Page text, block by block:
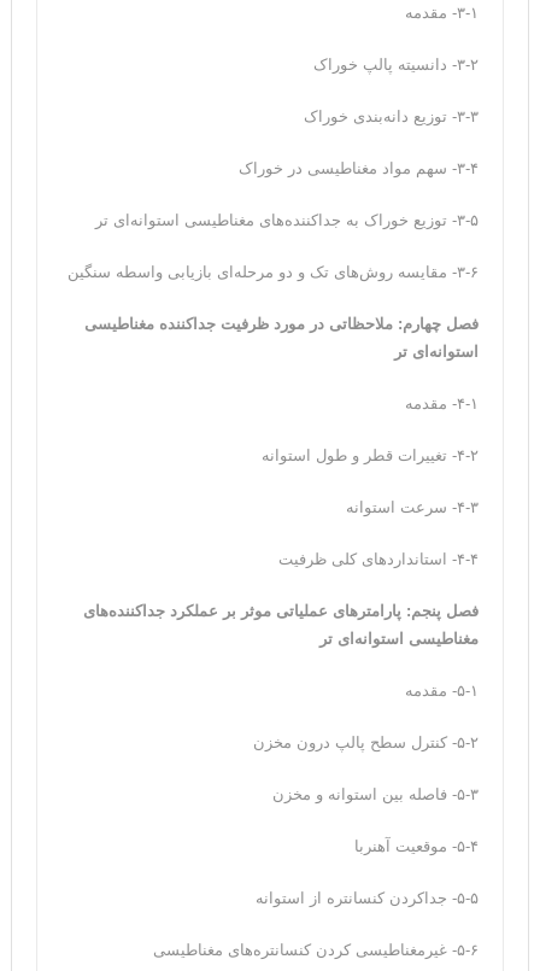
۳-۱- مقدمه
۳-۲- دانسیته پالپ خوراک
۳-۳- توزیع دانه‌بندی خوراک
۳-۴- سهم مواد مغناطیسی در خوراک
۳-۵- توزیع خوراک به جداکننده‌های مغناطیسی استوانه‌ای تر
۳-۶- مقایسه روش‌های تک و دو مرحله‌ای بازیابی واسطه سنگین
فصل چهارم: ملاحظاتی در مورد ظرفیت جداکننده مغناطیسی
استوانه‌ای تر
۴-۱- مقدمه
۴-۲- تغییرات قطر و طول استوانه‌
۴-۳- سرعت استوانه‌
۴-۴- استانداردهای کلی ظرفیت
فصل پنجم: پارامترهای عملیاتی موثر بر عملکرد جداکننده‌های
مغناطیسی استوانه‌ای تر
۵-۱- مقدمه
۵-۲- کنترل سطح پالپ درون مخزن
۵-۳- فاصله بین استوانه و مخزن
۵-۴- موقعیت آهنربا
۵-۵- جداکردن کنسانتره از استوانه
۵-۶- غیرمغناطیسی کردن کنسانتره‌های مغناطیسی